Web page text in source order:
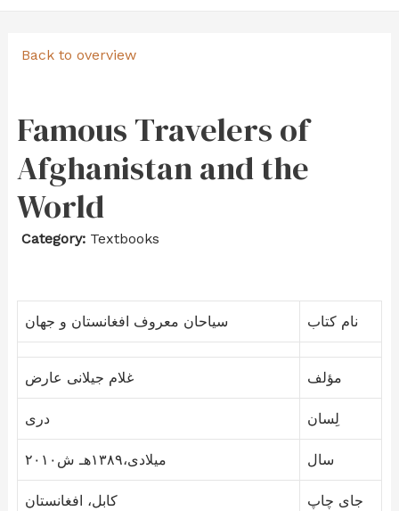
Back to overview
Famous Travelers of
Afghanistan and the
World
Category:Textbooks
سیاحان معروف افغانستان و جهان نام کتاب
غلام جیلانی عارض مؤلف
دری لِسان
۲۰۱۰میلادی،۱۳۸۹هـ ش سال
کابل، افغانستان جای چاپ